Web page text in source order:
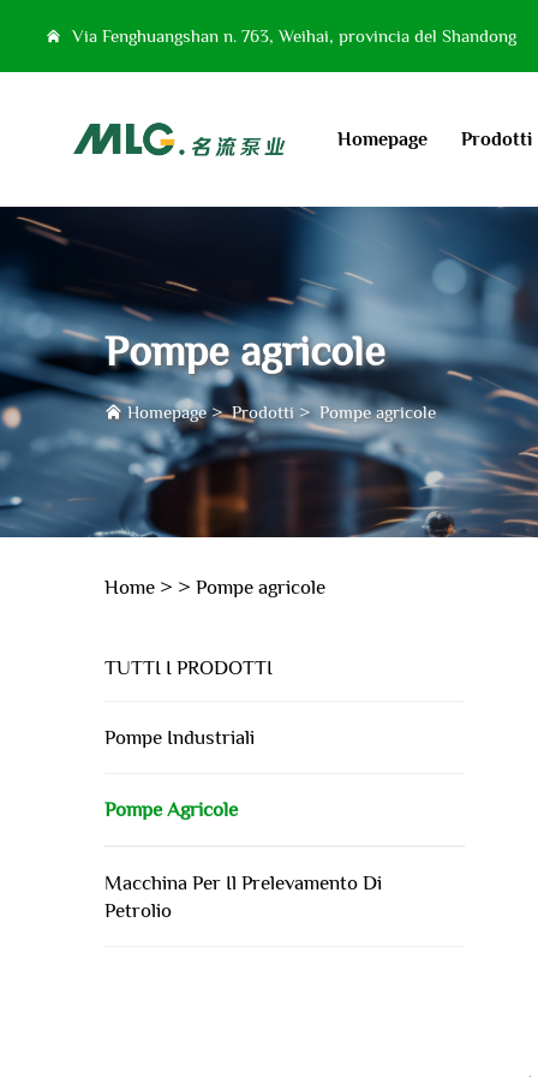
Via Fenghuangshan n. 763, Weihai, provincia del Shandong
Homepage Prodotti
Pompe agricole
Homepage>Prodotti > Pompe agricole
Home > > Pompe agricole
TUTTI I PRODOTTI
Pompe Industriali
Pompe Agricole
Macchina Per Il Prelevamento Di
Petrolio